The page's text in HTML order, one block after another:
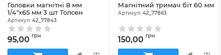
Головки магнітні 8 мм
1/4"х65 мм 3 шт Толсен
Артикул: 42_77843
95,00 грн
Магнітний тримач біт 60 мм
Артикул: 42_77863
150,00 грн